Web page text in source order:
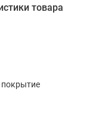
рабочей среды.
и дизайн.
товара